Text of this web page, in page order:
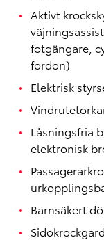
Aktivt
fotgängare,
fordon)
Elektrisk
Låsningsfria
elektronisk
Barnsäkert